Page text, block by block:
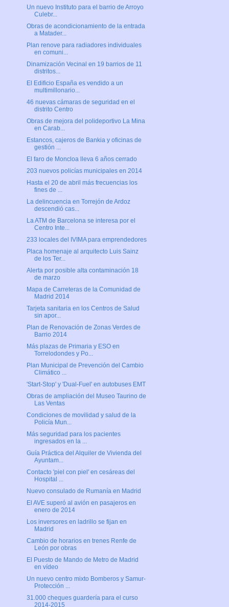
Un nuevo Instituto para el barrio de Arroyo
Culebr...
Obras de acondicionamiento de la entrada
a Matader...
Plan renove para radiadores individuales
en comuni...
Dinamización Vecinal en 19 barrios de 11
distritos...
El Edificio España es vendido a un
multimillonario...
46 nuevas cámaras de seguridad en el
distrito Centro
Obras de mejora del polideportivo La Mina
en Carab...
Estancos, cajeros de Bankia y oficinas de
gestión ...
El faro de Moncloa lleva 6 años cerrado
203 nuevos policías municipales en 2014
Hasta el 20 de abril más frecuencias los
fines de ...
La delincuencia en Torrejón de Ardoz
descendió cas...
La ATM de Barcelona se interesa por el
Centro Inte...
233 locales del IVIMA para emprendedores
Placa homenaje al arquitecto Luis Sainz
de los Ter...
Alerta por posible alta contaminación 18
de marzo
Mapa de Carreteras de la Comunidad de
Madrid 2014
Tarjeta sanitaria en los Centros de Salud
sin apor...
Plan de Renovación de Zonas Verdes de
Barrio 2014
Más plazas de Primaria y ESO en
Torrelodondes y Po...
Plan Municipal de Prevención del Cambio
Climático ...
'Start-Stop' y 'Dual-Fuel' en autobuses EMT
Obras de ampliación del Museo Taurino de
Las Ventas
Condiciones de movilidad y salud de la
Policía Mun...
Más seguridad para los pacientes
ingresados en la ...
Guía Práctica del Alquiler de Vivienda del
Ayuntam...
Contacto 'piel con piel' en cesáreas del
Hospital ...
Nuevo consulado de Rumanía en Madrid
El AVE superó al avión en pasajeros en
enero de 2014
Los inversores en ladrillo se fijan en
Madrid
Cambio de horarios en trenes Renfe de
León por obras
El Puesto de Mando de Metro de Madrid
en vídeo
Un nuevo centro mixto Bomberos y Samur-
Protección ...
31.000 cheques guardería para el curso
2014-2015